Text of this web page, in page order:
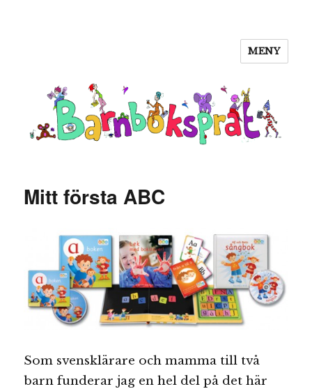
MENY
Mitt första ABC
Som svensklärare och mamma till två
barn funderar jag en hel del på det här